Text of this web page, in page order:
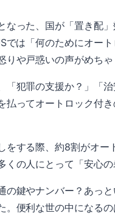
なった、国が「置き配
では「何のためにオー
りや戸惑いの声がめちゃ
「犯罪の支援か？」「
払ってオートロック付
をする際、約8割がオ
くの人にとって「安心
の鍵やナンバー？あっ
。便利な世の中になる